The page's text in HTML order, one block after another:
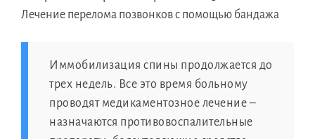
Лечение перелома позвонков с помощью бандажа
Иммобилизация спины продолжается до
трех недель. Все это время больному
проводят медикаментозное лечение –
назначаются противовоспалительные